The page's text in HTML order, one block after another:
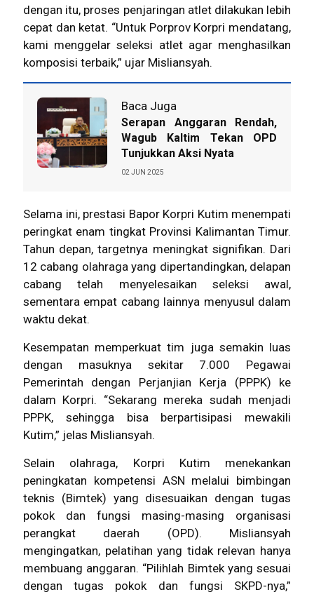
dengan itu, proses penjaringan atlet dilakukan lebih
cepat dan ketat. “Untuk Porprov Korpri mendatang,
kami menggelar seleksi atlet agar menghasilkan
komposisi terbaik,” ujar Misliansyah.
Baca Juga
Serapan Anggaran Rendah,
Wagub Kaltim Tekan OPD
Tunjukkan Aksi Nyata
02 JUN 2025
Selama ini, prestasi Bapor Korpri Kutim menempati
peringkat enam tingkat Provinsi Kalimantan Timur.
Tahun depan, targetnya meningkat signifikan. Dari
12 cabang olahraga yang dipertandingkan, delapan
cabang telah menyelesaikan seleksi awal,
sementara empat cabang lainnya menyusul dalam
waktu dekat.
Kesempatan memperkuat tim juga semakin luas
dengan masuknya sekitar 7.000 Pegawai
Pemerintah dengan Perjanjian Kerja (PPPK) ke
dalam Korpri. “Sekarang mereka sudah menjadi
PPPK, sehingga bisa berpartisipasi mewakili
Kutim,” jelas Misliansyah.
Selain olahraga, Korpri Kutim menekankan
peningkatan kompetensi ASN melalui bimbingan
teknis (Bimtek) yang disesuaikan dengan tugas
pokok dan fungsi masing-masing organisasi
perangkat daerah (OPD). Misliansyah
mengingatkan, pelatihan yang tidak relevan hanya
membuang anggaran. “Pilihlah Bimtek yang sesuai
dengan tugas pokok dan fungsi SKPD-nya,”